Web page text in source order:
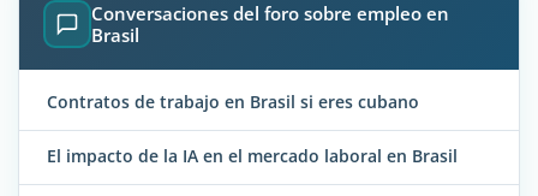
Conversaciones del foro sobre empleo en
Brasil
Contratos de trabajo en Brasil si eres cubano
El impacto de la IA en el mercado laboral en Brasil